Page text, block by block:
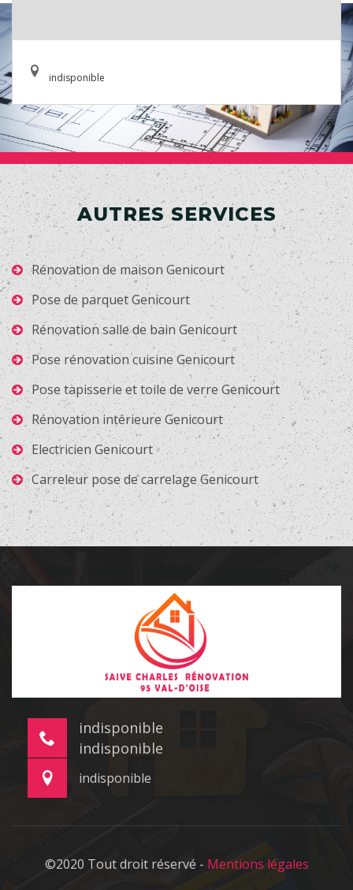
indisponible
AUTRES SERVICES
Rénovation de maison Genicourt
Pose de parquet Genicourt
Rénovation salle de bain Genicourt
Pose rénovation cuisine Genicourt
Pose tapisserie et toile de verre Genicourt
Rénovation intérieure Genicourt
Electricien Genicourt
Carreleur pose de carrelage Genicourt
indisponible
indisponible
indisponible
©2020 Tout droit réservé - Mentions légales